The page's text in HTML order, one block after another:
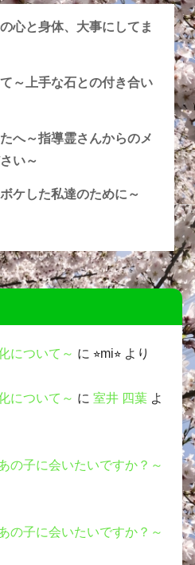
心と身体、大事にしてま
～上手な石との付き合い
へ～指導霊さんからのメ
い～
ケした私達のために～
について～ に ⭐︎mi⭐︎ より
について～ に 室井 四葉 よ
の子に会いたいですか？～
の子に会いたいですか？～